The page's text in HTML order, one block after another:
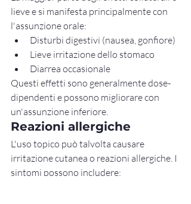
lieve e si manifesta principalmente con
l'assunzione orale:
Disturbi digestivi (nausea, gonfiore)
Lieve irritazione dello stomaco
Diarrea occasionale
Questi effetti sono generalmente dose-
dipendenti e possono migliorare con
un'assunzione inferiore.
Reazioni allergiche
L'uso topico può talvolta causare
irritazione cutanea o reazioni allergiche. I
sintomi possono includere: